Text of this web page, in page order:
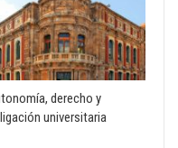
derecho y
universitaria